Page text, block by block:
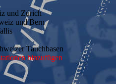
und Zürich
und Bern
Tauchbasen
hinzufügen